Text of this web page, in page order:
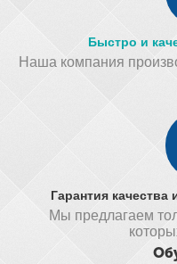
Быстро и
Наша компания
Гарантия
Мы предлагаем